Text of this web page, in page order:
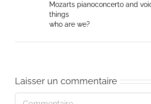
Mozarts pianoconcerto and
things
who are we?
Laisser un commentaire
Commentaire